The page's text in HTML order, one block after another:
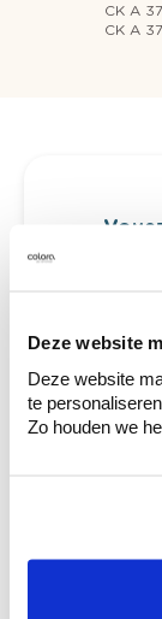
Deze website
Deze website
te personaliseren.
Zo houden we
CK A
CK A
votre
en